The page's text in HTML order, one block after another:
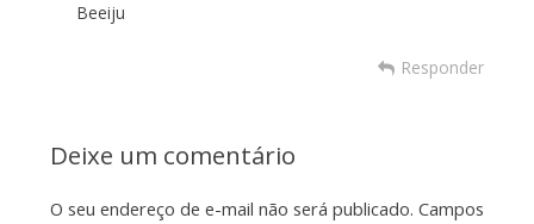
Beeiju
Responder
Deixe um comentário
O seu endereço de e-mail não será publicado. Campos